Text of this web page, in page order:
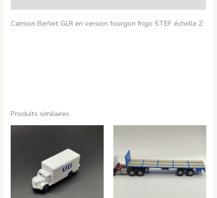
Camion Berliet GLR en version fourgon frigo STEF échelle Z
Produits similaires